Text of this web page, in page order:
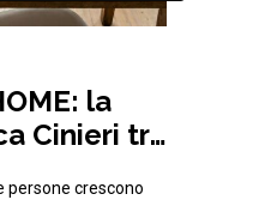
la
Cinieri tra
persone crescono